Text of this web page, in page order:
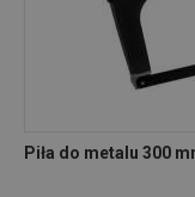
Piła do metalu 300